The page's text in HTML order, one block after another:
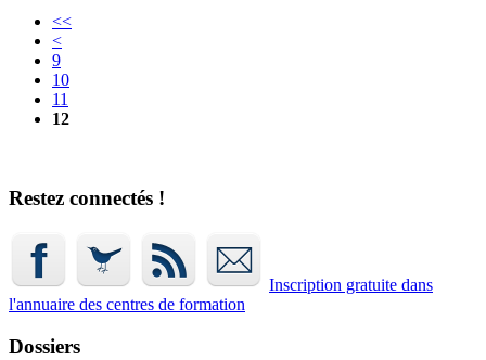
<<
<
9
10
11
12
Restez connectés !
Inscription gratuite dans
l'annuaire des centres de formation
Dossiers